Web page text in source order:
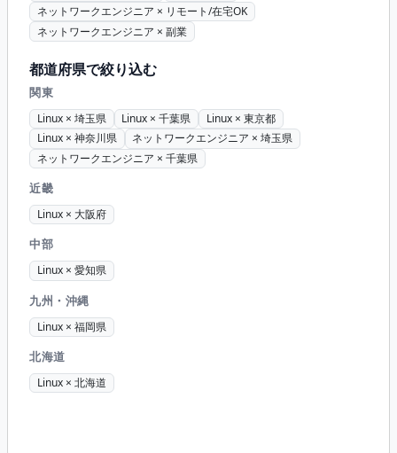
ネットワークエンジニア × リモート/在宅OK
ネットワークエンジニア × 副業
都道府県で絞り込む
関東
Linux × 埼玉県 Linux × 千葉県
Linux × 東京都
Linux × 神奈川県
ネットワークエンジニア × 埼玉県
ネットワークエンジニア × 千葉県
近畿
Linux × 大阪府
中部
Linux × 愛知県
九州・沖縄
Linux × 福岡県
北海道
Linux × 北海道